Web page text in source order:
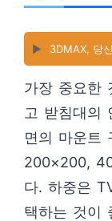
▶️ 3DMAX, 당
가장 중요한
고 받침대의
면의 마운트
200×200,
다. 하중은
택하는 것이